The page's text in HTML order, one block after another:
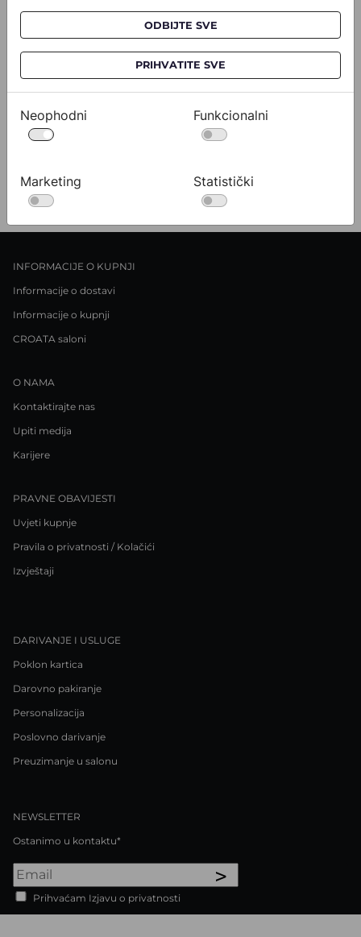
Kravata CROATA AuHRum
010102-000011
532,00 €
Kravata
010102-
INFORMACIJE O KUPNJI
Informacije o dostavi
Informacije o kupnji
CROATA saloni
O NAMA
Kontaktirajte nas
Upiti medija
Karijere
PRAVNE OBAVIJESTI
Uvjeti kupnje
Pravila o privatnosti / Kolačići
Izvještaji
DARIVANJE I USLUGE
Poklon kartica
Darovno pakiranje
Personalizacija
Poslovno darivanje
Preuzimanje u salonu
NEWSLETTER
Ostanimo u kontaktu*
>
Prihvaćam Izjavu o privatnosti
ODBIJTE SVE
PRIHVATITE SVE
Neophodni Funkcionalni
Marketing Statistički